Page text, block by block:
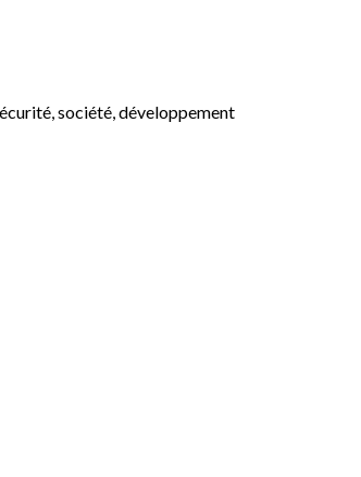
société, développement